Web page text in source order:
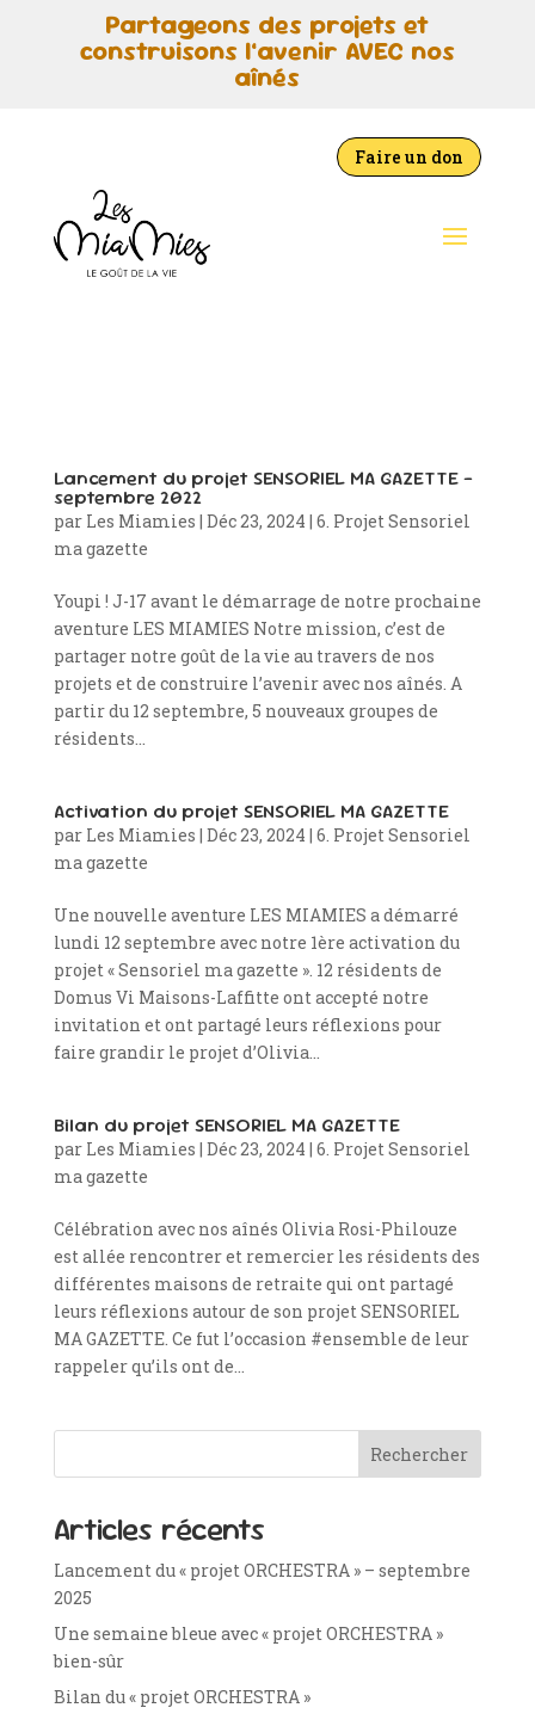
Partageons des projets et
construisons l’avenir AVEC nos
aînés
Faire un don
Lancement du projet SENSORIEL MA GAZETTE –
septembre 2022
par Les Miamies | Déc 23, 2024 | 6. Projet Sensoriel
ma gazette
Youpi ! J-17 avant le démarrage de notre prochaine
aventure LES MIAMIES Notre mission, c’est de
partager notre goût de la vie au travers de nos
projets et de construire l’avenir avec nos aînés. A
partir du 12 septembre, 5 nouveaux groupes de
résidents...
Activation du projet SENSORIEL MA GAZETTE
par Les Miamies | Déc 23, 2024 | 6. Projet Sensoriel
ma gazette
Une nouvelle aventure LES MIAMIES a démarré
lundi 12 septembre avec notre 1ère activation du
projet « Sensoriel ma gazette ». 12 résidents de
Domus Vi Maisons-Laffitte ont accepté notre
invitation et ont partagé leurs réflexions pour
faire grandir le projet d’Olivia...
Bilan du projet SENSORIEL MA GAZETTE
par Les Miamies | Déc 23, 2024 | 6. Projet Sensoriel
ma gazette
Célébration avec nos aînés Olivia Rosi-Philouze
est allée rencontrer et remercier les résidents des
différentes maisons de retraite qui ont partagé
leurs réflexions autour de son projet SENSORIEL
MA GAZETTE. Ce fut l’occasion #ensemble de leur
rappeler qu’ils ont de...
Rechercher
Articles récents
Lancement du « projet ORCHESTRA » – septembre
2025
Une semaine bleue avec « projet ORCHESTRA »
bien-sûr
Bilan du « projet ORCHESTRA »